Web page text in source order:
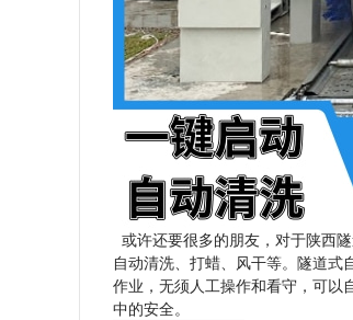
或许还要很多的朋友，对于陕西
自动清洗、打蜡、风干等。隧道
作业，无须人工操作和看守，可以
中的安全。